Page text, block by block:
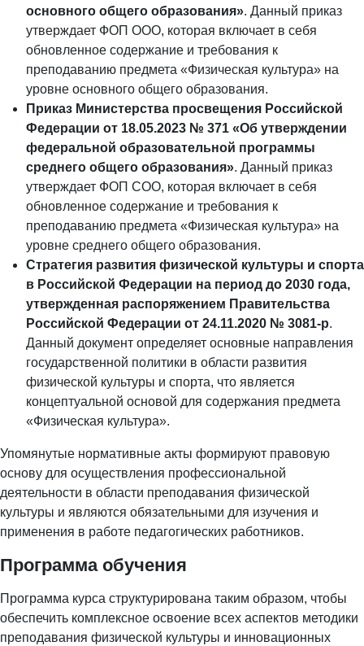
основного общего образования». Данный приказ
утверждает ФОП ООО, которая включает в себя
обновленное содержание и требования к
преподаванию предмета «Физическая культура» на
уровне основного общего образования.
Приказ Министерства просвещения Российской
Федерации от 18.05.2023 № 371 «Об утверждении
федеральной образовательной программы
среднего общего образования». Данный приказ
утверждает ФОП СОО, которая включает в себя
обновленное содержание и требования к
преподаванию предмета «Физическая культура» на
уровне среднего общего образования.
Стратегия развития физической культуры и спорта
в Российской Федерации на период до 2030 года,
утвержденная распоряжением Правительства
Российской Федерации от 24.11.2020 № 3081-р.
Данный документ определяет основные направления
государственной политики в области развития
физической культуры и спорта, что является
концептуальной основой для содержания предмета
«Физическая культура».
Упомянутые нормативные акты формируют правовую
основу для осуществления профессиональной
деятельности в области преподавания физической
культуры и являются обязательными для изучения и
применения в работе педагогических работников.
Программа обучения
Программа курса структурирована таким образом, чтобы
обеспечить комплексное освоение всех аспектов методики
преподавания физической культуры и инновационных